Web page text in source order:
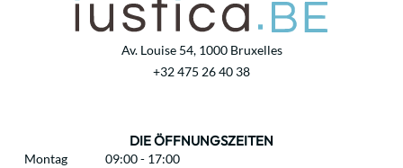
Av. Louise 54, 1000 Bruxelles
+32 475 26 40 38
DIE ÖFFNUNGSZEITEN
Montag
09:00 - 17:00